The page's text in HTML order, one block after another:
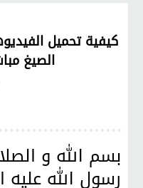
كيفية تحميل
الصيغ
بسم الله و
رسول الله